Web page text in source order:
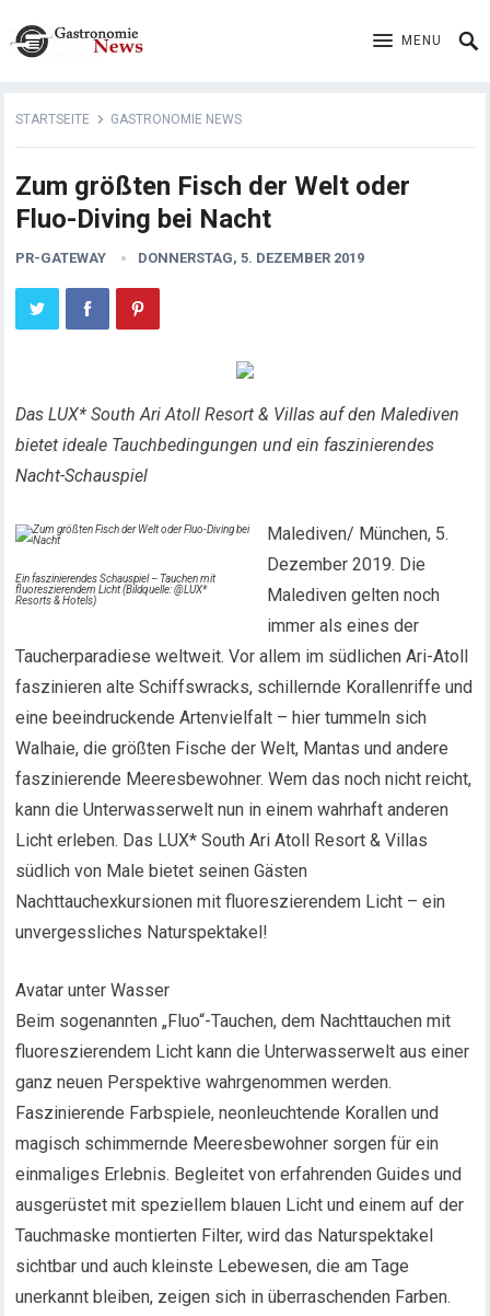
MENU
STARTSEITE GASTRONOMIE NEWS
Zum größten Fisch der Welt oder
Fluo-Diving bei Nacht
PR-GATEWAY DONNERSTAG, 5. DEZEMBER 2019
Das LUX* South Ari Atoll Resort & Villas auf den Malediven
bietet ideale Tauchbedingungen und ein faszinierendes
Nacht-Schauspiel
Ein faszinierendes Schauspiel – Tauchen mit
fluoreszierendem Licht (Bildquelle: @LUX*
Resorts & Hotels)
Malediven/ München, 5.
Dezember 2019. Die
Malediven gelten noch
immer als eines der
Taucherparadiese weltweit. Vor allem im südlichen Ari-Atoll
faszinieren alte Schiffswracks, schillernde Korallenriffe und
eine beeindruckende Artenvielfalt – hier tummeln sich
Walhaie, die größten Fische der Welt, Mantas und andere
faszinierende Meeresbewohner. Wem das noch nicht reicht,
kann die Unterwasserwelt nun in einem wahrhaft anderen
Licht erleben. Das LUX* South Ari Atoll Resort & Villas
südlich von Male bietet seinen Gästen
Nachttauchexkursionen mit fluoreszierendem Licht – ein
unvergessliches Naturspektakel!
Avatar unter Wasser
Beim sogenannten „Fluo“-Tauchen, dem Nachttauchen mit
fluoreszierendem Licht kann die Unterwasserwelt aus einer
ganz neuen Perspektive wahrgenommen werden.
Faszinierende Farbspiele, neonleuchtende Korallen und
magisch schimmernde Meeresbewohner sorgen für ein
einmaliges Erlebnis. Begleitet von erfahrenden Guides und
ausgerüstet mit speziellem blauen Licht und einem auf der
Tauchmaske montierten Filter, wird das Naturspektakel
sichtbar und auch kleinste Lebewesen, die am Tage
unerkannt bleiben, zeigen sich in überraschenden Farben.